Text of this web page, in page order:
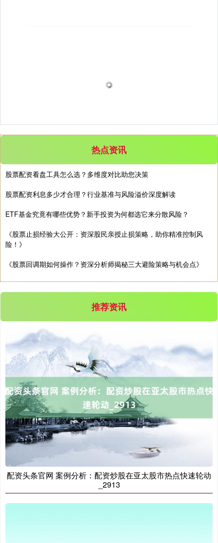
热点资讯
股票配资看盘工具怎么选？多维度对比助您决策
股票配资利息多少才合理？行业基准与风险溢价深度解读
ETF基金究竟有哪些优势？新手投资为何都选它来分散风险？
《股票止损经验大公开：资深股民亲授止损策略，助你精准控制风
险！》
《股票回调期如何操作？资深分析师揭秘三大避险策略与机会点》
推荐资讯
配资头条官网 案例分析：配资炒股在亚太股市热点快速轮动
_2913